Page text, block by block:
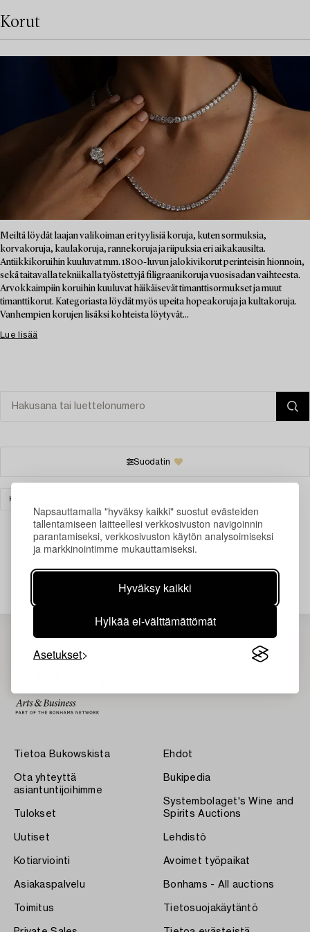
Napsauttamalla "hyväksy kaikki" suostut evästeiden
tallentamiseen laitteellesi verkkosivuston navigoinnin
parantamiseksi, verkkosivuston käytön analysoimiseksi
ja markkinointimme mukauttamiseksi.
Hyväksy kaikki
Hylkää ei-välttämättömät
Asetukset
Korut
Meiltä löydät laajan valikoiman eri tyylisiä koruja, kuten sormuksia,
korvakoruja, kaulakoruja, rannekoruja ja riipuksia eri aikakausilta.
Antiikkikoruihin kuuluvat mm. 1800-luvun jalokivikorut perinteisin hionnoin,
sekä taitavalla tekniikalla työstettyjä filigraanikoruja vuosisadan vaihteesta.
Arvokkaimpiin koruihin kuuluvat häikäisevät timanttisormukset ja muut
timanttikorut. Kategoriasta löydät myös upeita hopeakoruja ja kultakoruja.
Vanhempien korujen lisäksi kohteista löytyvät...
Lue lisää
Suodatin
KORUT
Tietoa Bukowskista
Ota yhteyttä
asiantuntijoihimme
Tulokset
Uutiset
Kotiarviointi
Asiakaspalvelu
Toimitus
Ehdot
Bukipedia
Systembolaget's Wine and
Spirits Auctions
Lehdistö
Avoimet työpaikat
Bonhams - All auctions
Tietosuojakäytäntö